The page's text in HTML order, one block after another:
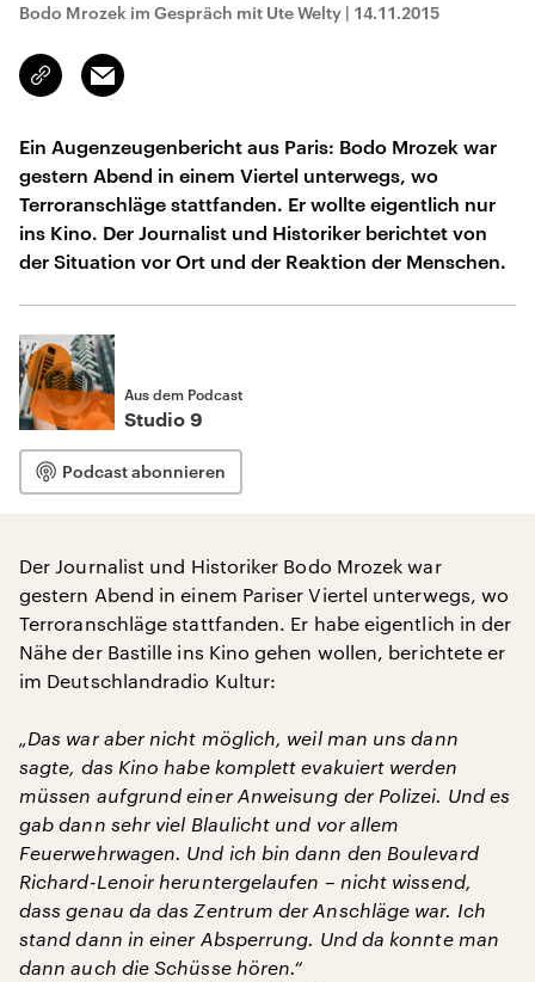
Bodo Mrozek im Gespräch mit Ute Welty | 14.11.2015
Link
kopieren/teilen
Email
Ein Augenzeugenbericht aus Paris: Bodo Mrozek war
gestern Abend in einem Viertel unterwegs, wo
Terroranschläge stattfanden. Er wollte eigentlich nur
ins Kino. Der Journalist und Historiker berichtet von
der Situation vor Ort und der Reaktion der Menschen.
Aus dem Podcast
Studio 9
Podcast abonnieren
Der Journalist und Historiker Bodo Mrozek war
gestern Abend in einem Pariser Viertel unterwegs, wo
Terroranschläge stattfanden. Er habe eigentlich in der
Nähe der Bastille ins Kino gehen wollen, berichtete er
im Deutschlandradio Kultur:
„Das war aber nicht möglich, weil man uns dann
sagte, das Kino habe komplett evakuiert werden
müssen aufgrund einer Anweisung der Polizei. Und es
gab dann sehr viel Blaulicht und vor allem
Feuerwehrwagen. Und ich bin dann den Boulevard
Richard-Lenoir heruntergelaufen – nicht wissend,
dass genau da das Zentrum der Anschläge war. Ich
stand dann in einer Absperrung. Und da konnte man
dann auch die Schüsse hören.“